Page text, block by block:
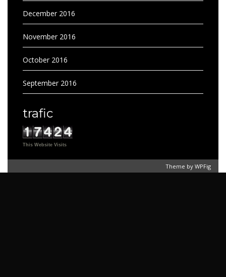
December 2016
November 2016
October 2016
September 2016
trafic
This Website Visits
Theme by WPFig